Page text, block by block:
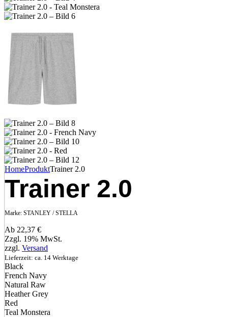
HomeProduktTrainer 2.0
Trainer 2.0
Marke: STANLEY / STELLA
Ab 22,37 €
Zzgl. 19% MwSt.
zzgl. Versand
Lieferzeit: ca. 14 Werktage
Black
French Navy
Natural Raw
Heather Grey
Red
Teal Monstera